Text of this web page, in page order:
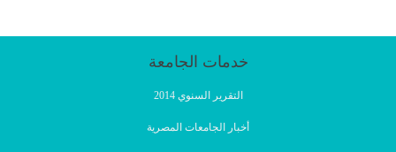
خدمات الجامعة
التقرير السنوي 2014
أخبار الجامعات المصرية